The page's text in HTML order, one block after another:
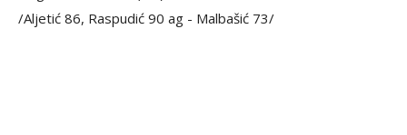
/Aljetić 86, Raspudić 90 ag - Malbašić 73/